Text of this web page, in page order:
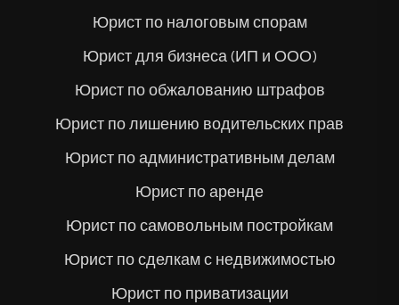
Юрист по налоговым спорам
Юрист для бизнеса (ИП и ООО)
Юрист по обжалованию штрафов
Юрист по лишению водительских прав
Юрист по административным делам
Юрист по аренде
Юрист по самовольным постройкам
Юрист по сделкам с недвижимостью
Юрист по приватизации